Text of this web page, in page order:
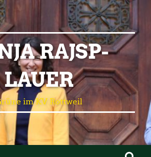
RAJSP-
LAUER
im KV Rottweil